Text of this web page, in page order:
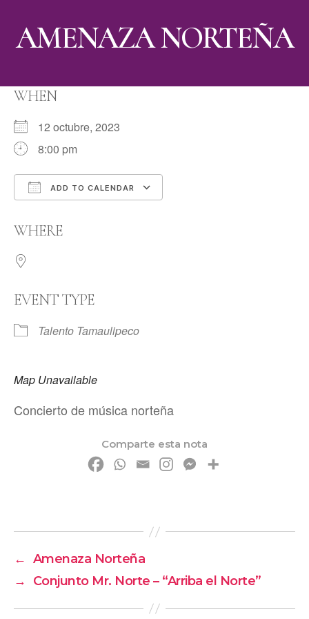
AMENAZA NORTEÑA
WHEN
12 octubre, 2023
8:00 pm
ADD TO CALENDAR
WHERE
EVENT TYPE
Talento Tamaulipeco
Map Unavailable
Concierto de música norteña
Comparte esta nota
← Amenaza Norteña
→
Conjunto Mr. Norte – “Arriba el Norte”